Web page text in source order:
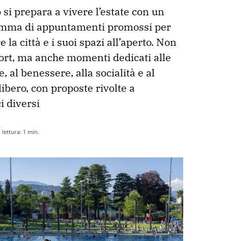
prepara a vivere l’estate con un
di appuntamenti promossi per
la città e i suoi spazi all’aperto. Non
ma anche momenti dedicati alle
al benessere, alla socialità e al
con proposte rivolte a
diversi
lettura: 1 min.